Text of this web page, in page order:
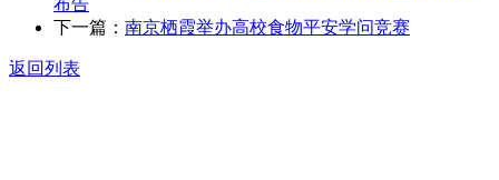
下一篇： 南京栖霞举办高校食物平安学问竞赛
返回列表